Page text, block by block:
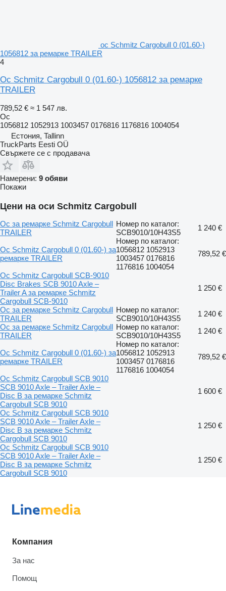
ос Schmitz Cargobull 0 (01.60-)
1056812 за ремарке TRAILER
4
Ос Schmitz Cargobull 0 (01.60-) 1056812 за ремарке
TRAILER
789,52 € ≈ 1 547 лв.
Ос
1056812 1052913 1003457 0176816 1176816 1004054
Естония, Tallinn
TruckParts Eesti OÜ
Свържете се с продавача
Намерени: 9 обяви
Покажи
Цени на оси Schmitz Cargobull
Ос за ремарке Schmitz Cargobull
TRAILER
Номер по каталог:
SCB9010/10H43S5
1 240 €
Ос Schmitz Cargobull 0 (01.60-) за
ремарке TRAILER
Номер по каталог:
1056812 1052913
1003457 0176816
1176816 1004054
789,52 €
Ос Schmitz Cargobull SCB-9010
Disc Brakes SCB 9010 Axle –
Trailer A за ремарке Schmitz
Cargobull SCB-9010
1 250 €
Ос за ремарке Schmitz Cargobull
TRAILER
Номер по каталог:
SCB9010/10H43S5
1 240 €
Ос за ремарке Schmitz Cargobull
TRAILER
Номер по каталог:
SCB9010/10H43S5
1 240 €
Ос Schmitz Cargobull 0 (01.60-) за
ремарке TRAILER
Номер по каталог:
1056812 1052913
1003457 0176816
1176816 1004054
789,52 €
Ос Schmitz Cargobull SCB 9010
SCB 9010 Axle – Trailer Axle –
Disc B за ремарке Schmitz
Cargobull SCB 9010
1 600 €
Ос Schmitz Cargobull SCB 9010
SCB 9010 Axle – Trailer Axle –
Disc B за ремарке Schmitz
Cargobull SCB 9010
1 250 €
Ос Schmitz Cargobull SCB 9010
SCB 9010 Axle – Trailer Axle –
Disc B за ремарке Schmitz
Cargobull SCB 9010
1 250 €
Компания
За нас
Помощ